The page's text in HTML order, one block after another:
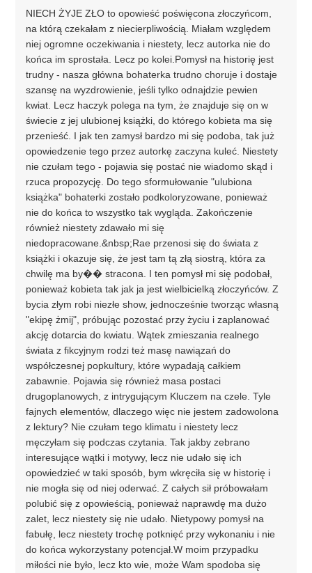
NIECH ŻYJE ZŁO to opowieść poświęcona złoczyńcom,
na którą czekałam z niecierpliwością. Miałam względem
niej ogromne oczekiwania i niestety, lecz autorka nie do
końca im sprostała. Lecz po kolei.Pomysł na historię jest
trudny - nasza główna bohaterka trudno choruje i dostaje
szansę na wyzdrowienie, jeśli tylko odnajdzie pewien
kwiat. Lecz haczyk polega na tym, że znajduje się on w
świecie z jej ulubionej książki, do którego kobieta ma się
przenieść. I jak ten zamysł bardzo mi się podoba, tak już
opowiedzenie tego przez autorkę zaczyna kuleć. Niestety
nie czułam tego - pojawia się postać nie wiadomo skąd i
rzuca propozycję. Do tego sformułowanie "ulubiona
książka" bohaterki zostało podkoloryzowane, ponieważ
nie do końca to wszystko tak wygląda. Zakończenie
również niestety zdawało mi się
niedopracowane.&nbsp;Rae przenosi się do świata z
książki i okazuje się, że jest tam tą złą siostrą, która za
chwilę ma by�� stracona. I ten pomysł mi się podobał,
ponieważ kobieta tak jak ja jest wielbicielką złoczyńców. Z
bycia złym robi niezłe show, jednocześnie tworząc własną
"ekipę żmij", próbując pozostać przy życiu i zaplanować
akcję dotarcia do kwiatu. Wątek zmieszania realnego
świata z fikcyjnym rodzi też masę nawiązań do
współczesnej popkultury, które wypadają całkiem
zabawnie. Pojawia się również masa postaci
drugoplanowych, z intrygującym Kluczem na czele. Tyle
fajnych elementów, dlaczego więc nie jestem zadowolona
z lektury? Nie czułam tego klimatu i niestety lecz
męczyłam się podczas czytania. Tak jakby zebrano
interesujące wątki i motywy, lecz nie udało się ich
opowiedzieć w taki sposób, bym wkręciła się w historię i
nie mogła się od niej oderwać. Z całych sił próbowałam
polubić się z opowieścią, ponieważ naprawdę ma dużo
zalet, lecz niestety się nie udało. Nietypowy pomysł na
fabułę, lecz niestety trochę potknięć przy wykonaniu i nie
do końca wykorzystany potencjał.W moim przypadku
miłości nie było, lecz kto wie, może Wam spodoba się